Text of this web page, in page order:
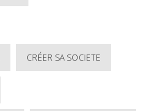
CRÉER SA SOCIETE